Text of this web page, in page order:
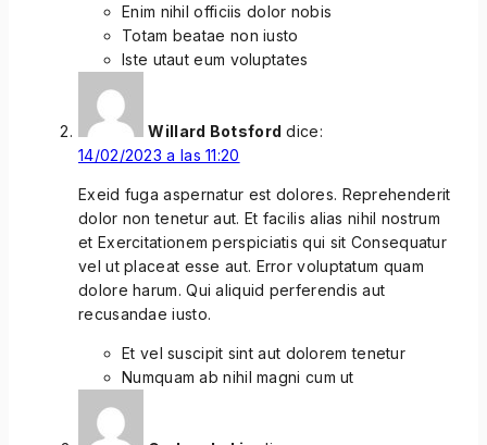
Enim nihil officiis dolor nobis
Totam beatae non iusto
Iste utaut eum voluptates
Willard Botsford dice:
14/02/2023 a las 11:20
Exeid fuga aspernatur est dolores. Reprehenderit
dolor non tenetur aut. Et facilis alias nihil nostrum
et Exercitationem perspiciatis qui sit Consequatur
vel ut placeat esse aut. Error voluptatum quam
dolore harum. Qui aliquid perferendis aut
recusandae iusto.
Et vel suscipit sint aut dolorem tenetur
Numquam ab nihil magni cum ut